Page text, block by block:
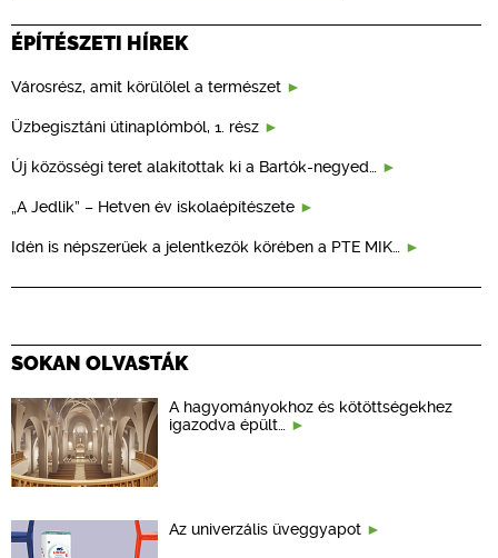
ÉPÍTÉSZETI HÍREK
Városrész, amit körülölel a természet
Üzbegisztáni útinaplómból, 1. rész
Új közösségi teret alakítottak ki a Bartók-negyed…
„A Jedlik” – Hetven év iskolaépítészete
Idén is népszerűek a jelentkezők körében a PTE MIK…
SOKAN OLVASTÁK
A hagyományokhoz és kötöttségekhez
igazodva épült…
Az univerzális üveggyapot